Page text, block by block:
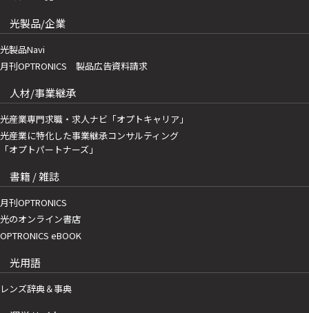
光製品/企業
光製品Navi
月刊OPTRONICS 製品広告資料請求
人材/事業継承
光産業専門求職・求人ナビ「オプトキャリア」
光産業に特化した事業継承コンサルティング
「オプトパートナーズ」
書籍 / 雑誌
月刊OPTRONICS
光のオンライン書店
OPTRONICS eBOOK
光用語
レンズ辞典＆事典